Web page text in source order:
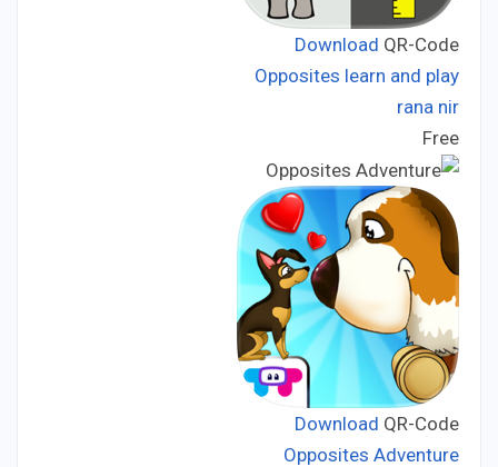
Download QR-Code
Opposites learn and play
rana nir
Free
Download QR-Code
Opposites Adventure